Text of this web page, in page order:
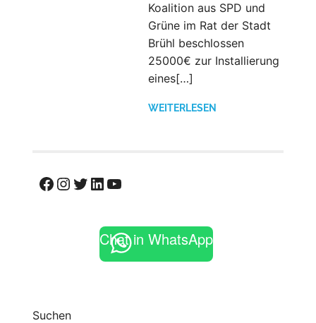
Koalition aus SPD und
Grüne im Rat der Stadt
Brühl beschlossen
25000€ zur Installierung
eines[…]
WEITERLESEN
Facebook
Instagram
Twitter
LinkedIn
YouTube
Chat in WhatsApp
Suchen